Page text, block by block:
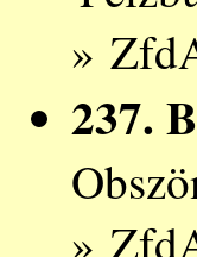
»
237.
»